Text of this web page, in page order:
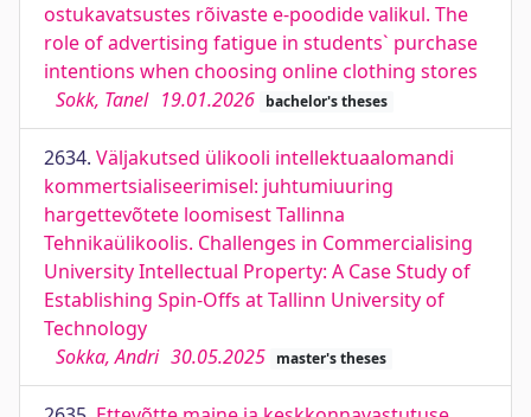
ostukavatsustes rõivaste e-poodide valikul. The
role of advertising fatigue in students` purchase
intentions when choosing online clothing stores
Sokk, Tanel 19.01.2026 bachelor's theses
2634. Väljakutsed ülikooli intellektuaalomandi
kommertsialiseerimisel: juhtumiuuring
hargettevõtete loomisest Tallinna
Tehnikaülikoolis. Challenges in Commercialising
University Intellectual Property: A Case Study of
Establishing Spin-Offs at Tallinn University of
Technology
Sokka, Andri 30.05.2025 master's theses